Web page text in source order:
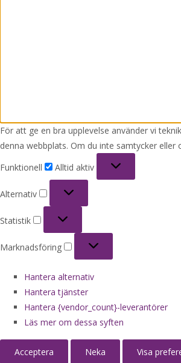
För att ge en bra upplevelse använder vi
denna webbplats. Om du inte samtycker
Funktionell
Alltid aktiv
Alternativ
Statistik
Marknadsföring
Hantera alternativ
Hantera tjänster
Hantera {vendor_count}-leverantörer
Läs mer om dessa syften
Acceptera Neka Visa